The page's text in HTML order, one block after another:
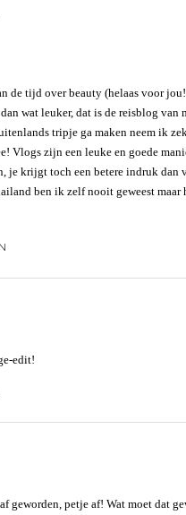
de tijd over beauty (helaas voor
wat leuker, dat is de reisblog van
tripje ga maken neem ik
Vlogs zijn een leuke en goede
je krijgt toch een betere indruk dan
ben ik zelf nooit geweest maar
edit!
geworden, petje af! Wat moet dat